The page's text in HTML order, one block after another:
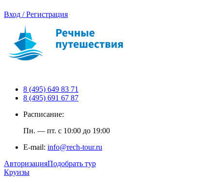
Вход / Регистрация
8 (495) 649 83 71
8 (495) 691 67 87
Расписание:
Пн. — пт. с 10:00 до 19:00
E-mail: info@rech-tour.ru
АвторизацияПодобрать тур
Круизы